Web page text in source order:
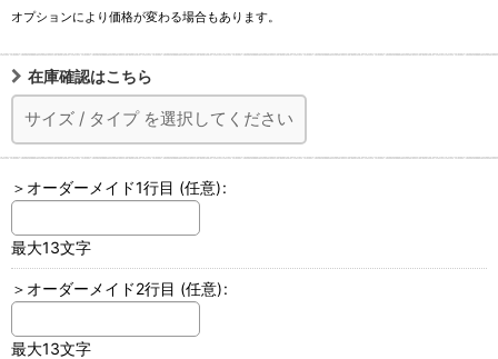
オプションにより価格が変わる場合もあります。
在庫確認はこちら
サイズ / タイプ を選択してください
＞オーダーメイド1行目 (任意):
最大13文字
＞オーダーメイド2行目 (任意):
最大13文字